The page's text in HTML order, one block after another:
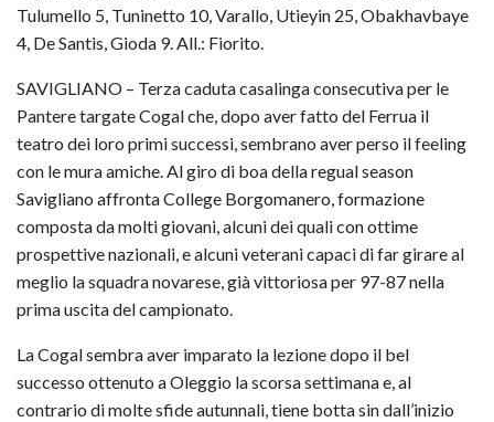
Tulumello 5, Tuninetto 10, Varallo, Utieyin 25, Obakhavbaye
4, De Santis, Gioda 9. All.: Fiorito.
SAVIGLIANO – Terza caduta casalinga consecutiva per le
Pantere targate Cogal che, dopo aver fatto del Ferrua il
teatro dei loro primi successi, sembrano aver perso il feeling
con le mura amiche. Al giro di boa della regual season
Savigliano affronta College Borgomanero, formazione
composta da molti giovani, alcuni dei quali con ottime
prospettive nazionali, e alcuni veterani capaci di far girare al
meglio la squadra novarese, già vittoriosa per 97-87 nella
prima uscita del campionato.
La Cogal sembra aver imparato la lezione dopo il bel
successo ottenuto a Oleggio la scorsa settimana e, al
contrario di molte sfide autunnali, tiene botta sin dall’inizio